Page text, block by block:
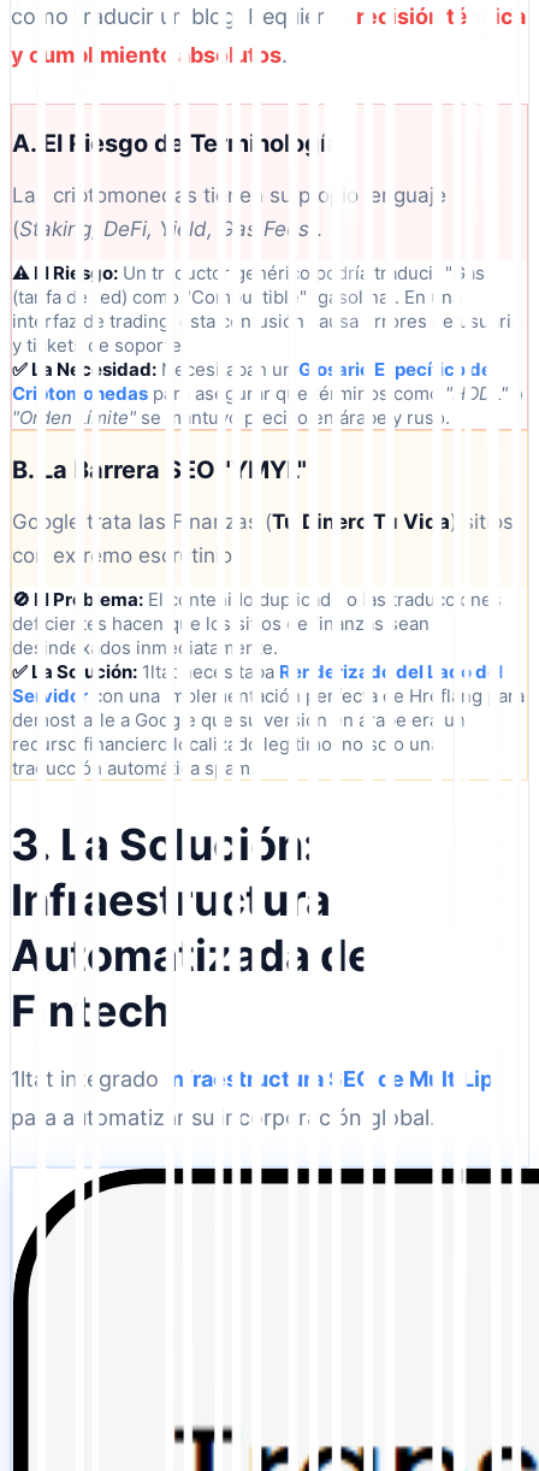
como traducir un blog. Requiere
precisión técnica
y cumplimiento absolutos.
A. El Riesgo de Terminología
Las criptomonedas tienen su propio lenguaje
(Staking, DeFi, Yield, Gas Fees ).
⚠️ El Riesgo: Un traductor genérico podría traducir "Gas"
(tarifa de red) como "Combustible" (gasolina). En una
interfaz de trading, esta confusión causa errores de usuario
y tickets de soporte.
✅ La Necesidad: Necesitaban un Glosario Específico de
Criptomonedas para asegurar que términos como "HODL" o
"Orden Límite" se mantuvo preciso en árabe y ruso.
B. La Barrera SEO "YMYL"
Google trata las Finanzas (Tu Dinero Tu Vida) sitios
con extremo escrutinio.
🚫 El Problema: El contenido duplicado o las traducciones
deficientes hacen que los sitios de finanzas sean
desindexados inmediatamente.
✅ La Solución: 1ltat necesitaba Renderizado del Lado del
Servidor con una implementación perfecta de Hreflang para
demostrarle a Google que su versión en árabe era un
recurso financiero localizado legítimo, no solo una
traducción automática spam.
3. La Solución:
Infraestructura
Automatizada de
Fintech
1ltat integrado
Infraestructura SEO de MultiLipi
para automatizar su incorporación global.